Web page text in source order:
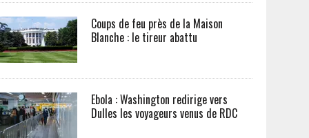
Coups de feu près de la Maison
Blanche : le tireur abattu
Ebola : Washington redirige vers
Dulles les voyageurs venus de RDC